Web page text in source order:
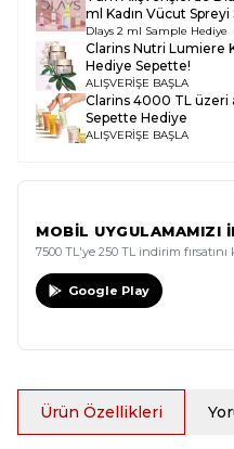
ml Kadın Vücut Spreyi
Dlays 2 ml Sample Hediye
Clarins Nutri Lumiere
Hediye Sepette!
ALIŞVERİŞE BAŞLA
Clarins 4000 TL üzeri
Sepette Hediye
ALIŞVERİŞE BAŞLA
MOBİL UYGULAMAMIZI
7500 TL'ye 250 TL indirim fırsatını
Google Play
Ürün Özellikleri